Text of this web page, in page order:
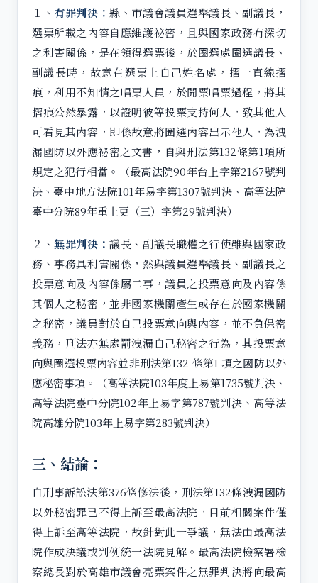
１、 有罪判決：縣、市議會議員選舉議長、副議長，
選票所載之內容自應維護祕密，且與國家政務有深切
之利害關係，是在領得選票後，於圈選處圈選議長、
副議長時，故意在選票上自己姓名處，摺一直線摺
痕，利用不知情之唱票人員，於開票唱票過程，將其
摺痕公然暴露，以證明彼等投票支持何人，致其他人
可看見其內容，即係故意將圈選內容出示他人，為洩
漏國防以外應祕密之文書，自與刑法第132條第1項所
規定之犯行相當。（最高法院90年台上字第2167號判
決、臺中地方法院101年易字第1307號判決、高等法院
臺中分院89年重上更（三）字第29號判決）
２、無罪判決：議長、副議長職權之行使雖與國家政
務、事務具利害關係，然與議員選舉議長、副議長之
投票意向及內容係屬二事，議員之投票意向及內容係
其個人之秘密，並非國家機關產生或存在於國家機關
之秘密，議員對於自己投票意向與內容，並不負保密
義務，刑法亦無處罰洩漏自己秘密之行為，其投票意
向與圈選投票內容並非刑法第132 條第1 項之國防以外
應秘密事項。（高等法院103年度上易第1735號判決、
高等法院臺中分院102年上易字第787號判決、高等法
院高雄分院103年上易字第283號判決）
三、結論：
自刑事訴訟法第376條修法後，刑法第132條洩漏國防
以外秘密罪已不得上訴至最高法院，目前相關案件僅
得上訴至高等法院，故針對此一爭議，無法由最高法
院作成決議或判例統一法院見解。最高法院檢察署檢
察總長對於高雄市議會亮票案件之無罪判決將向最高